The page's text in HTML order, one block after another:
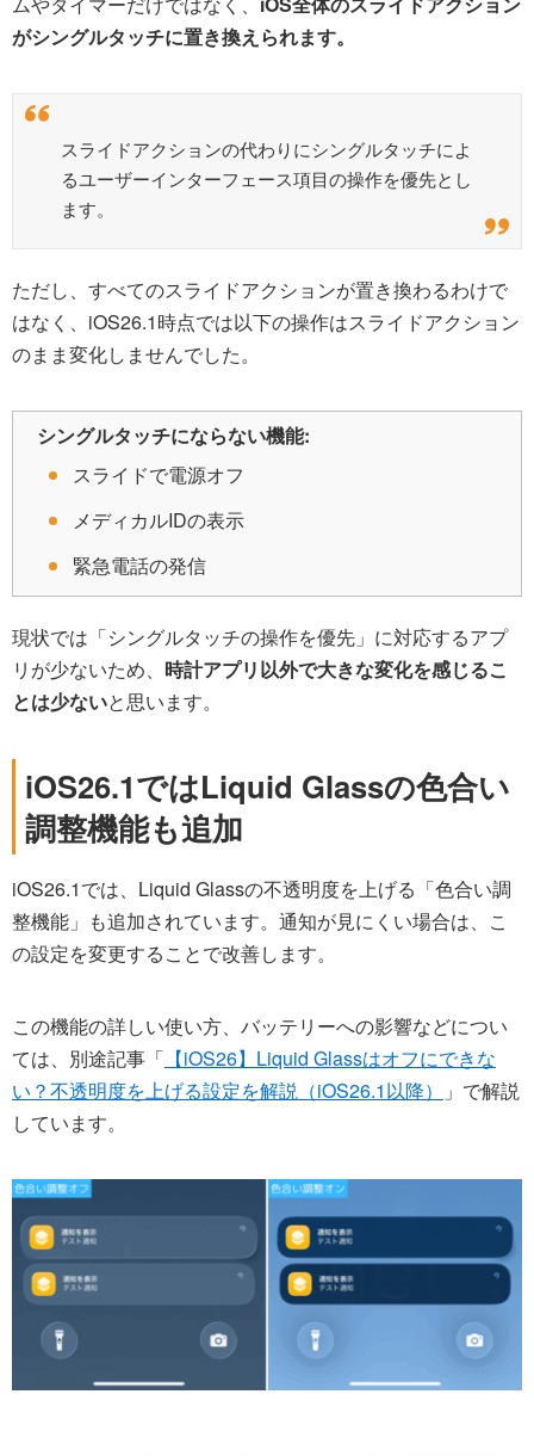
がシングルタッチに置き換えられます。
スライドアクションの代わりにシングルタッチによ
るユーザーインターフェース項目の操作を優先とし
ます。
ただし、すべてのスライドアクションが置き換わるわけで
はなく、iOS26.1時点では以下の操作はスライドアクション
のまま変化しませんでした。
シングルタッチにならない機能:
スライドで電源オフ
メディカルIDの表示
緊急電話の発信
現状では「シングルタッチの操作を優先」に対応するアプ
リが少ないため、 時計アプリ以外で大きな変化を感じるこ
とは少ないと思います。
iOS26.1ではLiquid Glassの色合い
調整機能も追加
iOS26.1では、Liquid Glassの不透明度を上げる「色合い調
整機能」も追加されています。通知が見にくい場合は、こ
の設定を変更することで改善します。
この機能の詳しい使い方、バッテリーへの影響などについ
ては、別途記事「 【iOS26】Liquid Glassはオフにできな
い？不透明度を上げる設定を解説（iOS26.1以降）
」で解説
しています。